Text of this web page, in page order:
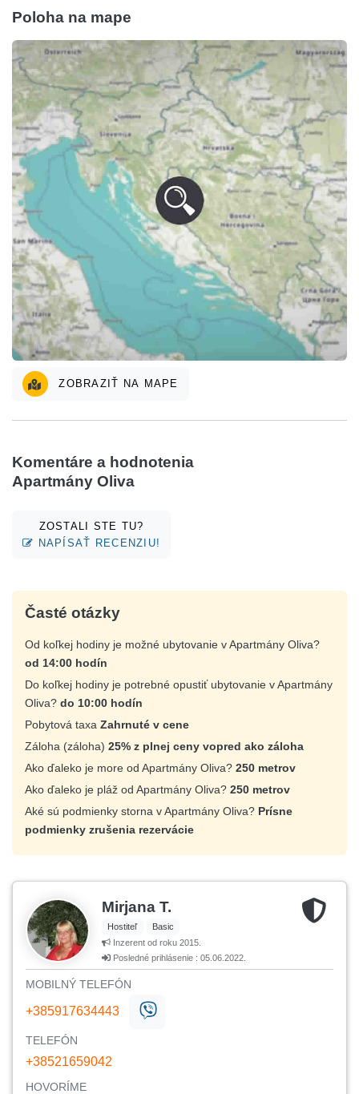
Poloha na mape
ZOBRAZIŤ NA MAPE
Komentáre a hodnotenia
Apartmány Oliva
ZOSTALI STE TU?
NAPÍSAŤ RECENZIU!
Časté otázky
Od koľkej hodiny je možné ubytovanie v Apartmány Oliva?
od 14:00 hodín
Do koľkej hodiny je potrebné opustiť ubytovanie v Apartmány
Oliva? do 10:00 hodín
Pobytová taxa Zahrnuté v cene
Záloha (záloha) 25% z plnej ceny vopred ako záloha
Ako ďaleko je more od Apartmány Oliva? 250 metrov
Ako ďaleko je pláž od Apartmány Oliva? 250 metrov
Aké sú podmienky storna v Apartmány Oliva? Prísne
podmienky zrušenia rezervácie
Mirjana T.
Hostiteľ
Basic
Inzerent od roku 2015.
Posledné prihlásenie : 05.06.2022.
MOBILNÝ TELEFÓN
+385917634443
TELEFÓN
+38521659042
HOVORÍME